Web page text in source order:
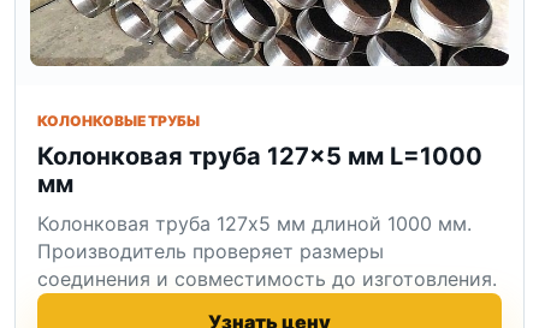
КОЛОНКОВЫЕ ТРУБЫ
Колонковая труба 127×5 мм L=1000
мм
Колонковая труба 127x5 мм длиной 1000 мм.
Производитель проверяет размеры
соединения и совместимость до изготовления.
Узнать цену